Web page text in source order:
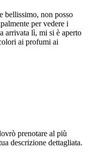
bellissimo, non posso
per vedere i
arrivata lì, mi si è aperto
ai profumi ai
prenotare al più
descrizione dettagliata.